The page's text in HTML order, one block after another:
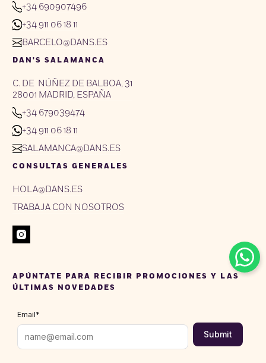
+34 690907496
+34 911 06 18 11
BARCELO@DANS.ES
DAN'S SALAMANCA
C. DE NÚÑEZ DE BALBOA, 31
28001 MADRID, ESPAÑA
+34 679039474
+34 911 06 18 11
SALAMANCA@DANS.ES
CONSULTAS GENERALES
HOLA@DANS.ES
TRABAJA CON NOSOTROS
APÚNTATE PARA RECIBIR PROMOCIONES Y LAS
ÚLTIMAS NOVEDADES
Email*
Submit